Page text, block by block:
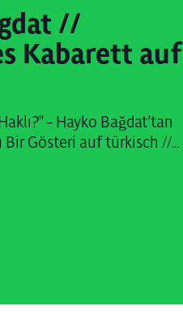
//
Kabarett auf
– Hayko Bağdat’tan
Gösteri auf türkisch //...